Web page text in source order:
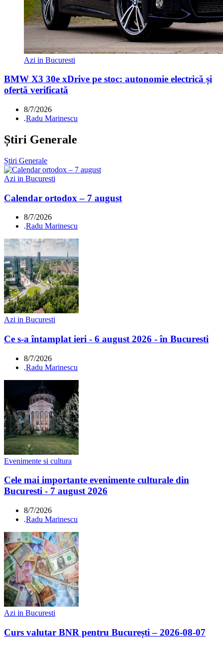
Azi in Bucuresti
BMW X3 30e xDrive pe stoc: autonomie electrică și
ofertă verificată
8/7/2026
.Radu Marinescu
Știri Generale
Știri Generale
Azi in Bucuresti
Calendar ortodox – 7 august
8/7/2026
.Radu Marinescu
Azi in Bucuresti
Ce s-a întamplat ieri - 6 august 2026 - în Bucuresti
8/7/2026
.Radu Marinescu
Evenimente si cultura
Cele mai importante evenimente culturale din
Bucuresti - 7 august 2026
8/7/2026
.Radu Marinescu
Azi in Bucuresti
Curs valutar BNR pentru București – 2026-08-07